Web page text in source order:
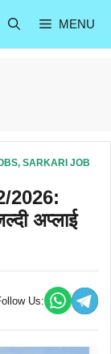
MENU
, SARKARI JOB
2026:
अप्लाई
Us: